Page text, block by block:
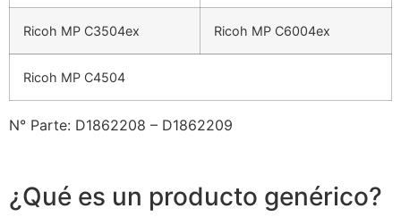
Ricoh MP C3504ex Ricoh MP C6004ex
Ricoh MP C4504
N° Parte: D1862208 – D1862209
¿Qué es un producto genérico?